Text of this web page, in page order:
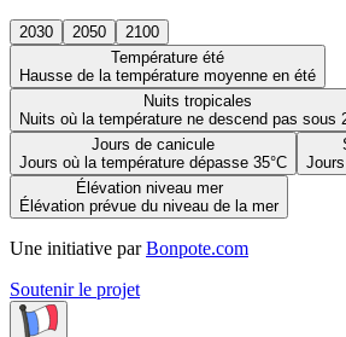
2030 2050
2100
Température été
Hausse de la température moyenne en été
Nuits tropicales
Nuits où la température ne descend pas sous
Jours de canicule
Jours où la température dépasse 35°C
Élévation niveau mer
Élévation prévue du niveau de la mer
Une initiative par Bonpote.com
Soutenir le projet